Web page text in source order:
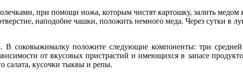
при помощи ножа, которым чистят картошку, залить медом
наподобие чашки, положить немного меда. Через сутки в
. В соковыжималку положите следующие компоненты: три
от вкусовых пристрастий и имеющихся в запасе
салата, кусочки тыквы и репы.